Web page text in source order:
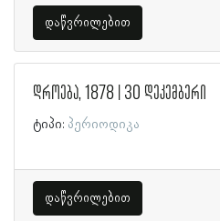
დაწვრილებით
დროება, 1878 | 30 დეკემბერი
ტიპი: პერიოდიკა
დაწვრილებით